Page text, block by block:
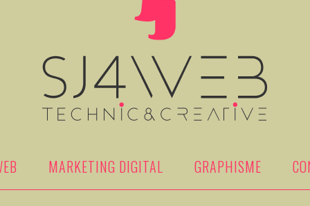
MARKETING DIGITAL GRAPHISME